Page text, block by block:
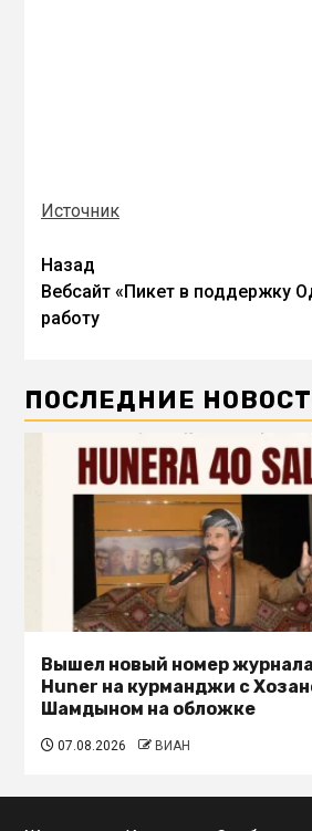
Источник
Назад
Вебсайт «Пикет в поддержку
работу
ПОСЛЕДНИЕ
Вышел новый номер журнала
Huner на курманджи с
Шамдыном на обложке
07.08.2026 ВИАН